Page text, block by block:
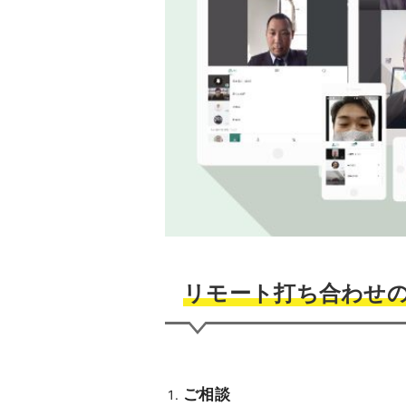
リモート打ち合わせ
ご相談